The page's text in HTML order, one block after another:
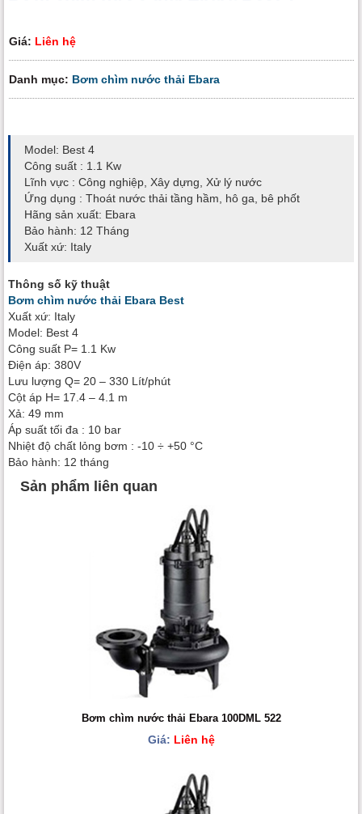
Giá: Liên hệ
Danh mục: Bơm chìm nước thải Ebara
Model: Best 4
Công suất : 1.1 Kw
Lĩnh vực : Công nghiệp, Xây dựng, Xử lý nước
Ứng dụng : Thoát nước thải tầng hầm, hô ga, bê phốt
Hãng sản xuất: Ebara
Bảo hành: 12 Tháng
Xuất xứ: Italy
Thông số kỹ thuật
Bơm chìm nước thải Ebara Best
Xuất xứ: Italy
Model: Best 4
Công suất P= 1.1 Kw
Điện áp: 380V
Lưu lượng Q= 20 – 330 Lít/phút
Cột áp H= 17.4 – 4.1 m
Xả: 49 mm
Áp suất tối đa : 10 bar
Nhiệt độ chất lỏng bơm : -10 ÷ +50 °C
Bảo hành: 12 tháng
Sản phẩm liên quan
Bơm chìm nước thải Ebara 100DML 522
Giá: Liên hệ